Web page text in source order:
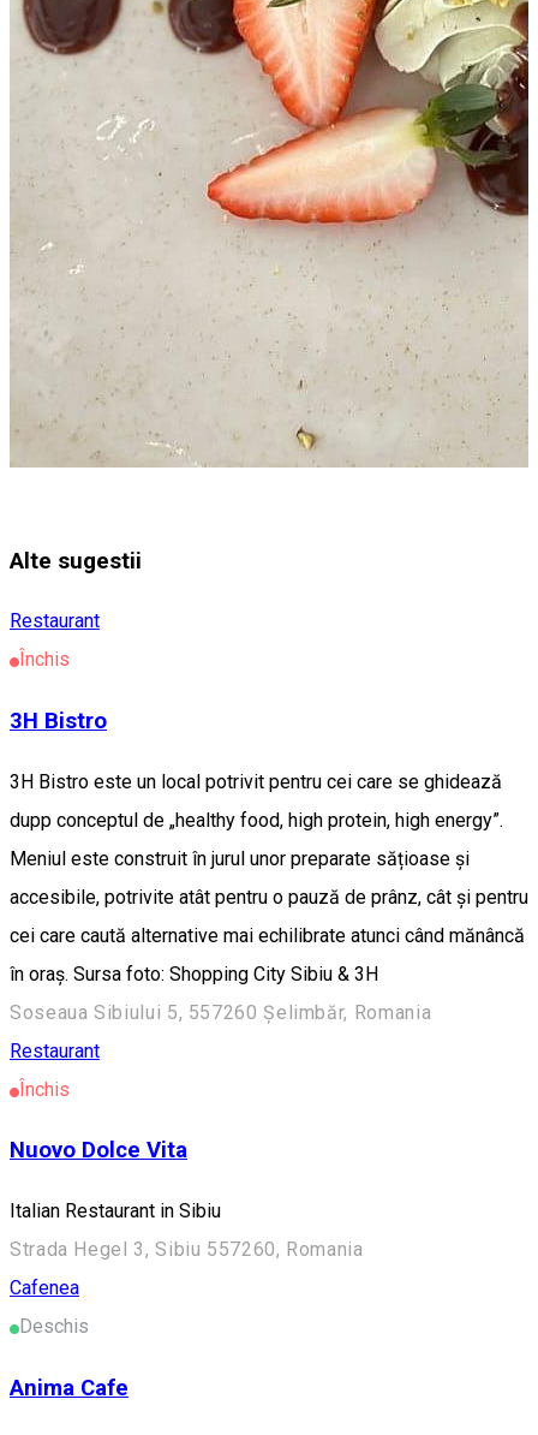
Alte sugestii
Restaurant
Închis
3H Bistro
3H Bistro este un local potrivit pentru cei care se ghidează
dupp conceptul de „healthy food, high protein, high energy”.
Meniul este construit în jurul unor preparate sățioase și
accesibile, potrivite atât pentru o pauză de prânz, cât și pentru
cei care caută alternative mai echilibrate atunci când mănâncă
în oraș. Sursa foto: Shopping City Sibiu & 3H
Soseaua Sibiului 5, 557260 Șelimbăr, Romania
Restaurant
Închis
Nuovo Dolce Vita
Italian Restaurant in Sibiu
Strada Hegel 3, Sibiu 557260, Romania
Cafenea
Deschis
Anima Cafe